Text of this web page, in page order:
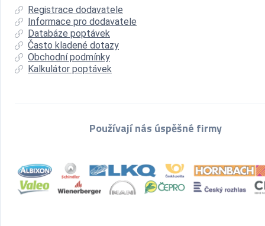
Registrace dodavatele
Informace pro dodavatele
Databáze poptávek
Často kladené dotazy
Obchodní podmínky
Kalkulátor poptávek
Používají nás úspěšné firmy